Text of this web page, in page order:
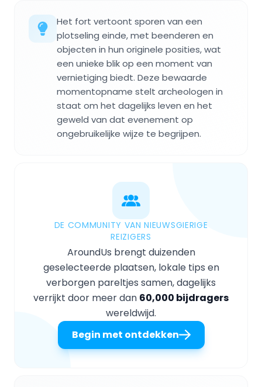
Het fort vertoont sporen van een
plotseling einde, met beenderen en
objecten in hun originele posities, wat
een unieke blik op een moment van
vernietiging biedt. Deze bewaarde
momentopname stelt archeologen in
staat om het dagelijks leven en het
geweld van dat evenement op
ongebruikelijke wijze te begrijpen.
DE COMMUNITY VAN NIEUWSGIERIGE
REIZIGERS
AroundUs brengt duizenden
geselecteerde plaatsen, lokale tips en
verborgen pareltjes samen, dagelijks
verrijkt door meer dan 60,000 bijdragers
wereldwijd.
Begin met ontdekken